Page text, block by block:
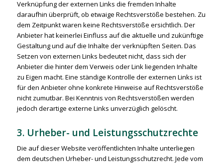
Verknüpfung der externen Links die fremden Inhalte
daraufhin überprüft, ob etwaige Rechtsverstöße bestehen. Zu
dem Zeitpunkt waren keine Rechtsverstöße ersichtlich. Der
Anbieter hat keinerlei Einfluss auf die aktuelle und zukünftige
Gestaltung und auf die Inhalte der verknüpften Seiten. Das
Setzen von externen Links bedeutet nicht, dass sich der
Anbieter die hinter dem Verweis oder Link liegenden Inhalte
zu Eigen macht. Eine ständige Kontrolle der externen Links ist
für den Anbieter ohne konkrete Hinweise auf Rechtsverstöße
nicht zumutbar. Bei Kenntnis von Rechtsverstößen werden
jedoch derartige externe Links unverzüglich gelöscht.
3. Urheber- und Leistungsschutzrechte
Die auf dieser Website veröffentlichten Inhalte unterliegen
dem deutschen Urheber- und Leistungsschutzrecht. Jede vom